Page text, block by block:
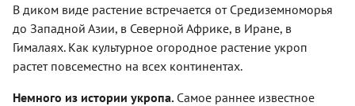
В диком виде растение встречается от Средиземноморья
до Западной Азии, в Северной Африке, в Иране, в
Гималаях. Как культурное огородное растение укроп
растет повсеместно на всех континентах.
Немного из истории укропа. Самое раннее известное